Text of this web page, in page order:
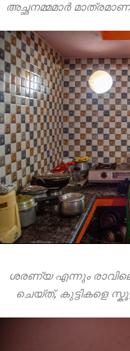
അച്ഛനമ്മമാർ
ശരണ്യ എന്നും രാവിലെ
ചെയ്ത്, കുട്ടികളെ